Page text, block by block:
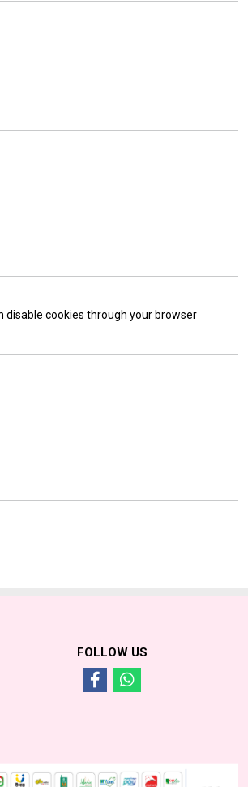
disable cookies through your browser
FOLLOW US